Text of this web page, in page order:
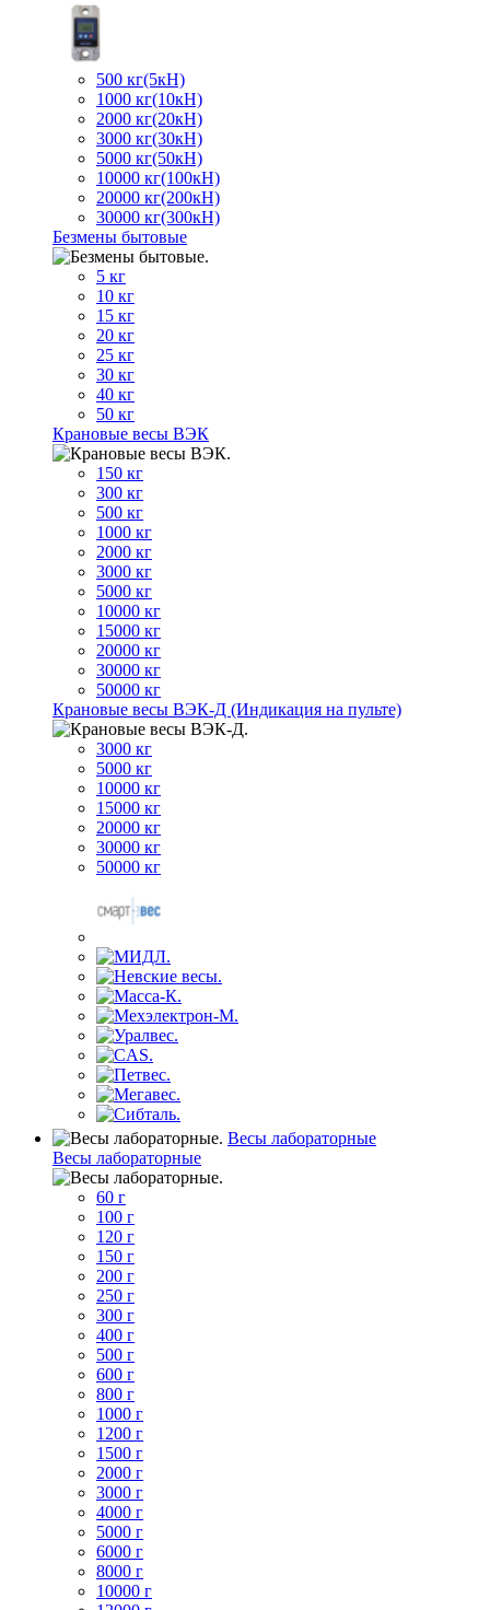
500 кг(5кН)
1000 кг(10кН)
2000 кг(20кН)
3000 кг(30кН)
5000 кг(50кН)
10000 кг(100кН)
20000 кг(200кН)
30000 кг(300кН)
Безмены бытовые
5 кг
10 кг
15 кг
20 кг
25 кг
30 кг
40 кг
50 кг
Крановые весы ВЭК
150 кг
300 кг
500 кг
1000 кг
2000 кг
3000 кг
5000 кг
10000 кг
15000 кг
20000 кг
30000 кг
50000 кг
Крановые весы ВЭК-Д (Индикация на пульте)
3000 кг
5000 кг
10000 кг
15000 кг
20000 кг
30000 кг
50000 кг
Весы лабораторные
Весы лабораторные
60 г
100 г
120 г
150 г
200 г
250 г
300 г
400 г
500 г
600 г
800 г
1000 г
1200 г
1500 г
2000 г
3000 г
4000 г
5000 г
6000 г
8000 г
10000 г